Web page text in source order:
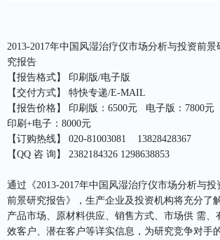
2013-2017年中国风湿治疗仪市场分析与投资前景
究报告
【报告格式】 印刷版/电子版
【交付方式】 特快专递/E-MAIL
【报告价格】 印刷版：6500元 电子版：7800元
印刷+电子：8000元
【订购热线】 020-81003081 13828428367
【QQ 咨 询】 2382184326 1298638853
通过《2013-2017年中国风湿治疗仪市场分析与投
前景研究报告》，生产企业及投资机构将充分了
产品市场、原材料供应、销售方式、市场供 需、
效客户、潜在客户等详实信息，为研究竞争对手